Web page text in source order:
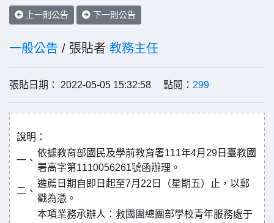
上一則公告 下一則公告
一般公告 / 張貼者 教務主任
張貼日期： 2022-05-05 15:32:58 點閱： 299
說明：
一、
依據教育部國民及學前教育署111年4月29日臺教國
署高字第1110056261號函辦理。
二、
遴薦日期自即日起至7月22日（星期五）止，以郵
戳為憑。
本項業務承辦人：救國團總團部學校青年服務處于